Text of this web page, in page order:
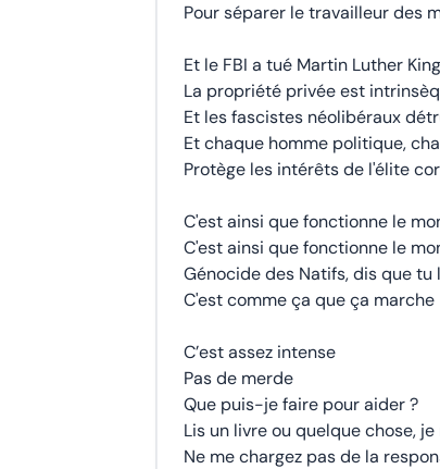
Pour séparer le travailleur des
Et le FBI a tué Martin Luther King
La propriété privée est
Et les fascistes néolibéraux
Et chaque homme politique,
Protège les intérêts de l'élite
C'est ainsi que fonctionne le
C'est ainsi que fonctionne le
Génocide des Natifs, dis que
C'est comme ça que ça marche
C’est assez intense
Pas de merde
Que puis-je faire pour aider ?
Lis un livre ou quelque chose,
Ne me chargez pas de la